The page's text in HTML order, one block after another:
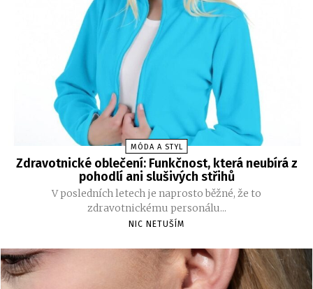
MÓDA A STYL
Zdravotnické oblečení: Funkčnost, která neubírá z
pohodlí ani slušivých střihů
V posledních letech je naprosto běžné, že to
zdravotnickému personálu...
NIC NETUŠÍM